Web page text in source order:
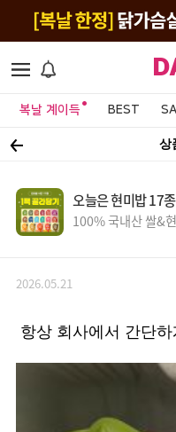
복날 계이득 BEST
상
오늘은 현미밥 17
100% 국내산 쌀&
2026.05.21
항상 회사에서 간단